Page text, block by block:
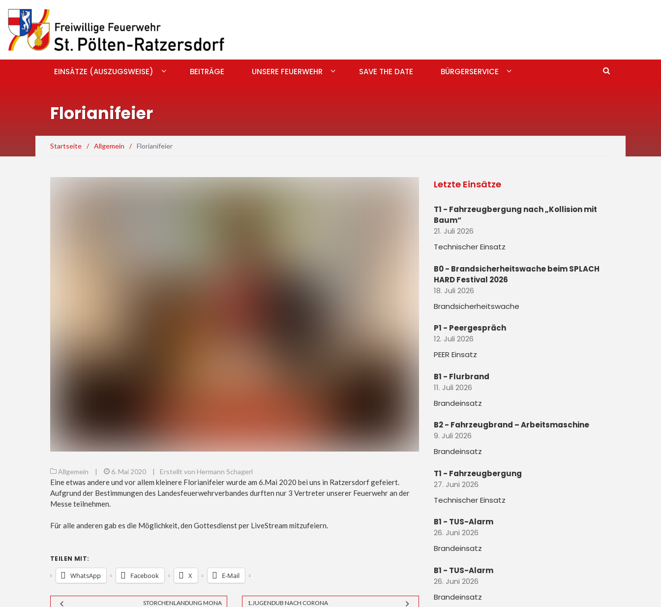
EINSÄTZE (AUSZUGSWEISE) BEITRÄGE UNSERE FEUERWEHR SAVE THE DATE BÜRGERSERVICE
Florianifeier
Startseite / Allgemein / Florianifeier
Allgemein | 6. Mai 2020 | Erstellt von Hermann Schagerl
Eine etwas andere und vor allem kleinere Florianifeier wurde am 6.Mai 2020 bei uns in Ratzersdorf gefeiert.
Aufgrund der Bestimmungen des Landesfeuerwehrverbandes durften nur 3 Vertreter unserer Feuerwehr an der
Messe teilnehmen.
Für alle anderen gab es die Möglichkeit, den Gottesdienst per LiveStream mitzufeiern.
TEILEN MIT:
WhatsApp Facebook X E-Mail
STORCHENLANDUNG MONA 1.JUGENDUB NACH CORONA
Letzte Einsätze
T1 - Fahrzeugbergung nach „Kollision mit
Baum“
21. Juli 2026
Technischer Einsatz
B0 - Brandsicherheitswache beim SPLACH
HARD Festival 2026
18. Juli 2026
Brandsicherheitswache
P1 - Peergespräch
12. Juli 2026
PEER Einsatz
B1 - Flurbrand
11. Juli 2026
Brandeinsatz
B2 - Fahrzeugbrand – Arbeitsmaschine
9. Juli 2026
Brandeinsatz
T1 - Fahrzeugbergung
27. Juni 2026
Technischer Einsatz
B1 - TUS-Alarm
26. Juni 2026
Brandeinsatz
B1 - TUS-Alarm
26. Juni 2026
Brandeinsatz